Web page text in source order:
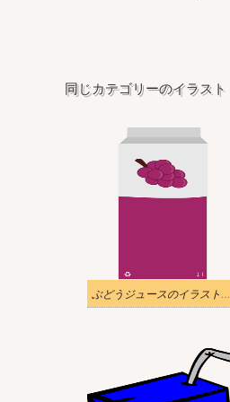
同じカテゴリーのイラスト
ぶどうジュースのイラスト透明